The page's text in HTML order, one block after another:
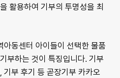
활용하여 기부의 투명성을 최
아동센터 아이들이 선택한 물품
부하는 것이 특징입니다. 기부
기부 후기 등 곧장기부 카카오